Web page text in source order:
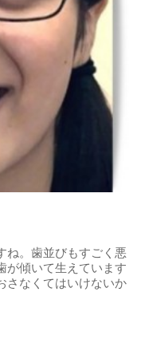
ね。歯並びもすごく悪
が傾いて生えています
さなくてはいけないか